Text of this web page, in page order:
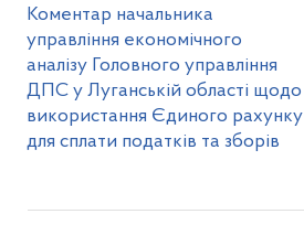
Коментар начальника
управління економічного
аналізу Головного управління
ДПС у Луганській області щодо
використання Єдиного рахунку
для сплати податків та зборів